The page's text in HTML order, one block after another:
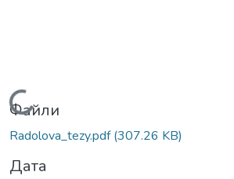
Вантажиться...
Файли
Radolova_tezy.pdf(307.26 KB)
Дата